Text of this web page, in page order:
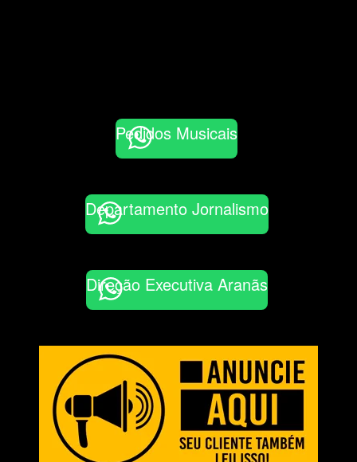
Pedidos Musicais
Departamento Jornalismo
Direção Executiva Aranãs